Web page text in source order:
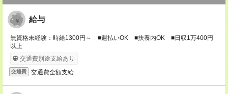
給与
無資格未経験：時給1300円～ ■週払いOK ■扶養内OK ■日収1万400円
以上
交通費別途支給あり
交通費 交通費全額支給